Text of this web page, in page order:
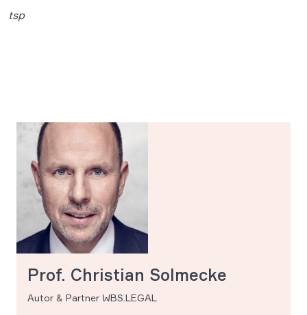
tsp
Prof. Christian Solmecke
Autor & Partner WBS.LEGAL